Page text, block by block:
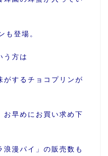
も登場。
う方は
がするチョコプリンが
早めにお買い求め下
浪漫パイ」の販売数も